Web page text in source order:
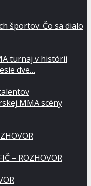
športov: Čo sa dialo
turnaj v histórii
dve…
MMA scény
– ROZHOVOR